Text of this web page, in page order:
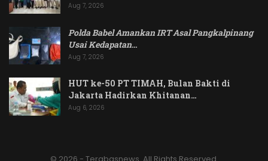
Aug 7, 2026
Polda Babel Amankan IRT Asal Pangkalpinang
Usai Kedapatan…
Aug 7, 2026
HUT ke-50 PT TIMAH, Bulan Bakti di
Jakarta Hadirkan Khitanan…
Aug 6, 2026